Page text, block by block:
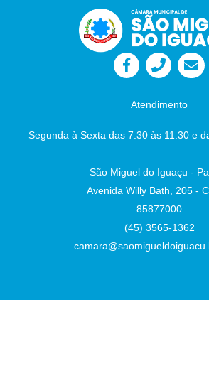
Atendimento
Segunda à Sexta das 7:30 às 11:30 e
São Miguel do Iguaçu -
Avenida Willy Bath, 205 -
85877000
(45) 3565-1362